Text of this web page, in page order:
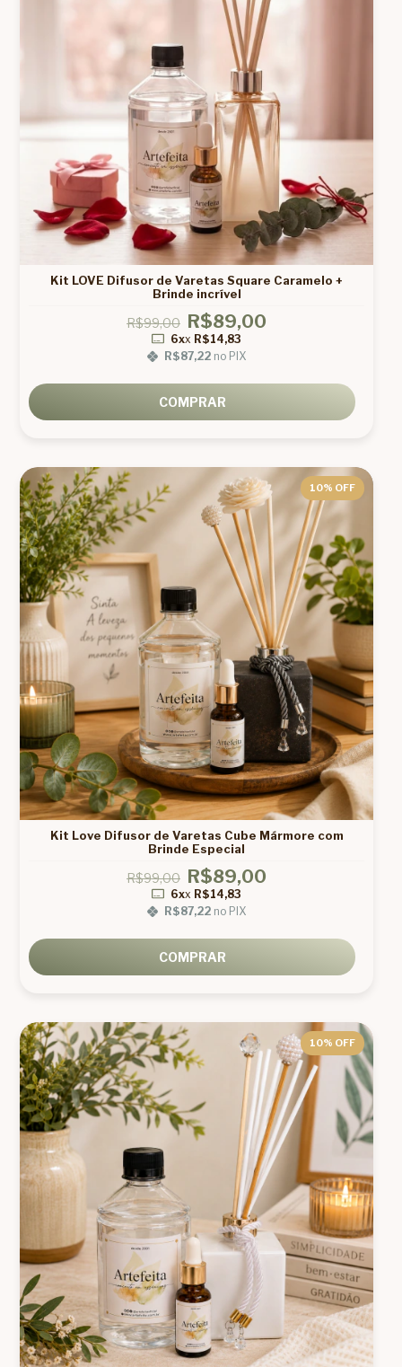
Kit LOVE Difusor de Varetas Square Caramelo +
Brinde incrível
R$99,00 R$89,00
6xx R$14,83
R$87,22 no PIX
COMPRAR
10% OFF
Kit Love Difusor de Varetas Cube Mármore com
Brinde Especial
R$99,00 R$89,00
6xx R$14,83
R$87,22 no PIX
COMPRAR
10% OFF